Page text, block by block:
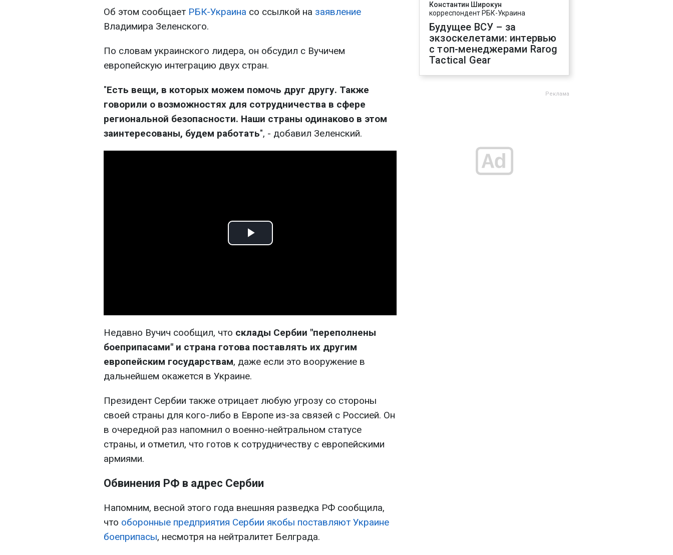
Об этом сообщает РБК-Украина со ссылкой на заявление
Владимира Зеленского.
По словам украинского лидера, он обсудил с Вучичем
европейскую интеграцию двух стран.
"Есть вещи, в которых можем помочь друг другу. Также
говорили о возможностях для сотрудничества в сфере
региональной безопасности. Наши страны одинаково в этом
заинтересованы, будем работать", - добавил Зеленский.
Play
Недавно Вучич сообщил, что склады Сербии "переполнены
боеприпасами" и страна готова поставлять их другим
европейским государствам, даже если это вооружение в
дальнейшем окажется в Украине.
Президент Сербии также отрицает любую угрозу со стороны
своей страны для кого-либо в Европе из-за связей с Россией. Он
в очередной раз напомнил о военно-нейтральном статусе
страны, и отметил, что готов к сотрудничеству с европейскими
армиями.
Обвинения РФ в адрес Сербии
Напомним, весной этого года внешняя разведка РФ сообщила,
что оборонные предприятия Сербии якобы поставляют Украине
боеприпасы, несмотря на нейтралитет Белграда.
Константин Широкун
корреспондент РБК-Украина
Будущее ВСУ – за
экзоскелетами: интервью
с топ-менеджерами Rarog
Tactical Gear